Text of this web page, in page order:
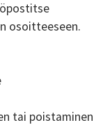
osoitteeseen.
tai poistaminen